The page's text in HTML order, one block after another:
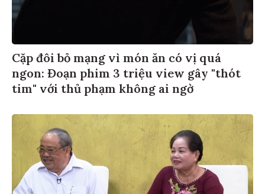
Cặp đôi bỏ mạng vì món ăn có vị quá
ngon: Đoạn phim 3 triệu view gây "thót
tim" với thủ phạm không ai ngờ